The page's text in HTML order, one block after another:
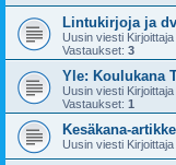
Lintukirjoja ja
Uusin viesti Kirjoittaja
Vastaukset: 3
Yle: Koulukana
Uusin viesti Kirjoittaja
Vastaukset: 1
Kesäkana-
Uusin viesti Kirjoittaja